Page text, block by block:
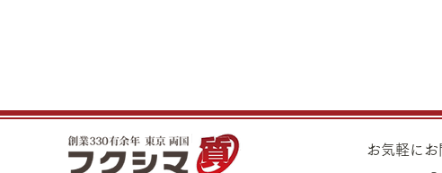
り価格のご案内です。 金 K24イ
ンゴット ¥21,990 K24スクラ
ップ ¥21,530 K22
お気軽にお